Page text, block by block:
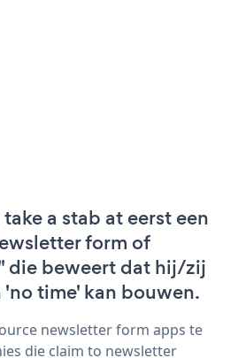
a stab at eerst een
form of
die beweert dat hij/zij
time' kan bouwen.
newsletter form apps te
die claim to newsletter